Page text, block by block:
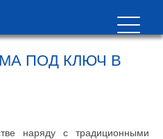
ПОД КЛЮЧ В
наряду с традиционными